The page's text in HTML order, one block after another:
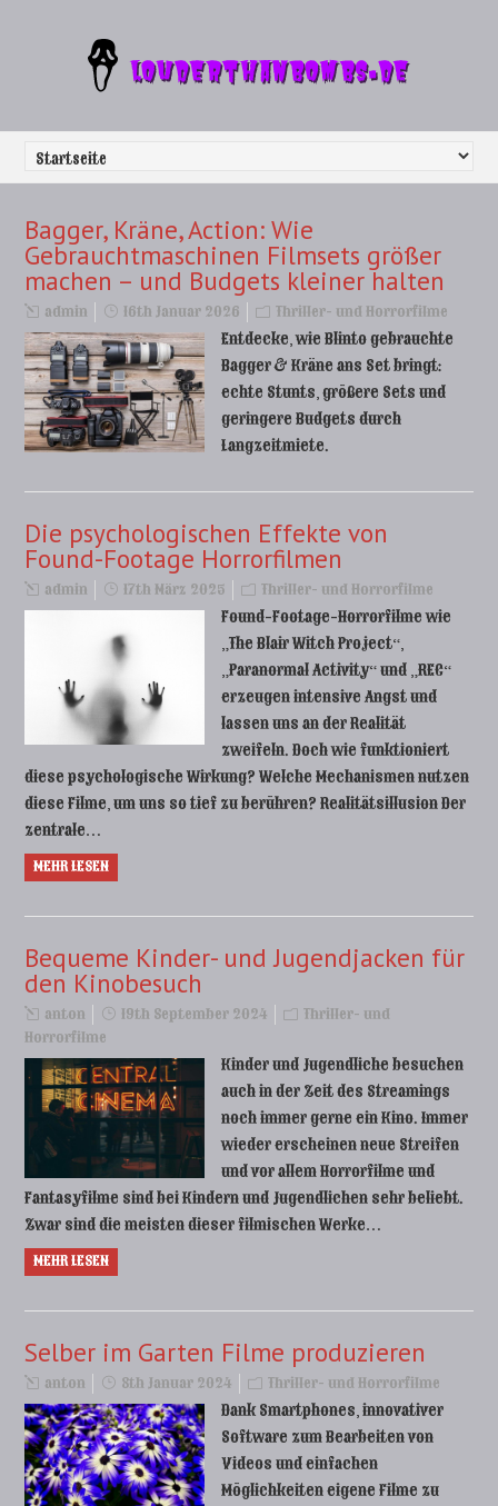
Bagger, Kräne, Action: Wie
Gebrauchtmaschinen Filmsets größer
machen – und Budgets kleiner halten
admin 16th Januar 2026 Thriller- und Horrorfilme
Entdecke, wie Blinto gebrauchte
Bagger & Kräne ans Set bringt:
echte Stunts, größere Sets und
geringere Budgets durch
Langzeitmiete.
Die psychologischen Effekte von
Found-Footage Horrorfilmen
admin 17th März 2025 Thriller- und Horrorfilme
Found-Footage-Horrorfilme wie
„The Blair Witch Project“,
„Paranormal Activity“ und „REC“
erzeugen intensive Angst und
lassen uns an der Realität
zweifeln. Doch wie funktioniert
diese psychologische Wirkung? Welche Mechanismen nutzen
diese Filme, um uns so tief zu berühren? Realitätsillusion Der
zentrale…
MEHR LESEN
Bequeme Kinder- und Jugendjacken für
den Kinobesuch
anton 19th September 2024
Thriller- und
Horrorfilme
Kinder und Jugendliche besuchen
auch in der Zeit des Streamings
noch immer gerne ein Kino. Immer
wieder erscheinen neue Streifen
und vor allem Horrorfilme und
Fantasyfilme sind bei Kindern und Jugendlichen sehr beliebt.
Zwar sind die meisten dieser filmischen Werke…
MEHR LESEN
Selber im Garten Filme produzieren
anton 8th Januar 2024 Thriller- und Horrorfilme
Dank Smartphones, innovativer
Software zum Bearbeiten von
Videos und einfachen
Möglichkeiten eigene Filme zu